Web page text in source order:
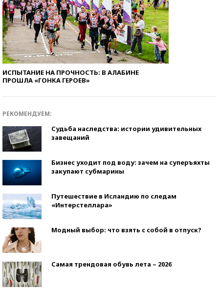
ИСПЫТАНИЕ НА ПРОЧНОСТЬ: В АЛАБИНЕ
ПРОШЛА «ГОНКА ГЕРОЕВ»
РЕКОМЕНДУЕМ:
Судьба наследства: истории удивительных
завещаний
Бизнес уходит под воду: зачем на суперъяхты
закупают субмарины
Путешествие в Исландию по следам
«Интерстеллара»
Модный выбор: что взять с собой в отпуск?
Самая трендовая обувь лета – 2026